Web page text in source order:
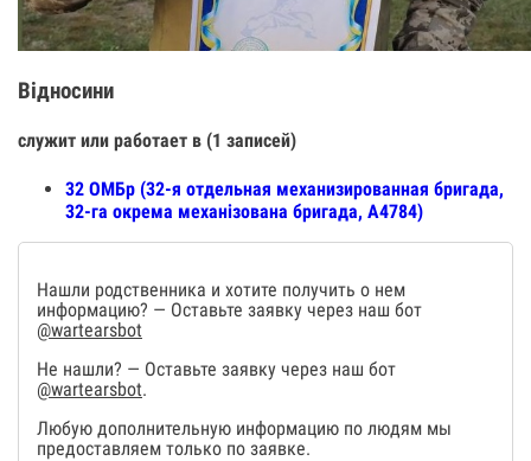
Відносини
служит или работает в (1 записей)
32 ОМБр (32-я отдельная механизированная бригада,
32-га окрема механізована бригада, A4784)
Нашли родственника и хотите получить о нем
информацию? — Оставьте заявку через наш бот
@wartearsbot
Не нашли? — Оставьте заявку через наш бот
@wartearsbot.
Любую дополнительную информацию по людям мы
предоставляем только по заявке.